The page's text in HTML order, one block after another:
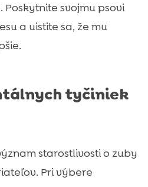
svojmu psovi
a uistite sa, že mu
tyčiniek
starostlivosti o zuby
Pri výbere